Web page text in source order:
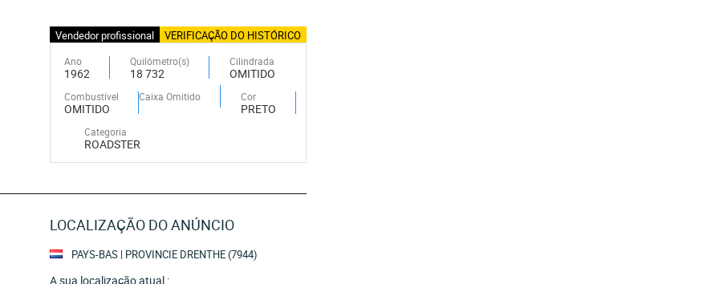
Vendedor profissional VERIFICAÇÃO DO HISTÓRICO
Ano
1962
Quilómetro(s)
18 732
Cilindrada
OMITIDO
Combustível
OMITIDO
Caixa Omitido Cor
PRETO
Categoria
ROADSTER
LOCALIZAÇÃO DO ANÚNCIO
PAYS-BAS | PROVINCIE DRENTHE (7944)
A sua localização atual :